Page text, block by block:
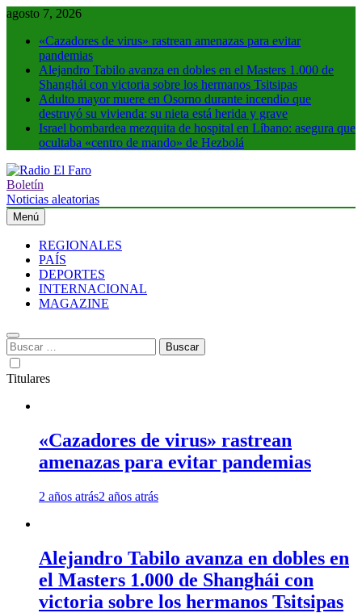
Saltar
contenido
agosto 7, 2026
«Cazadores de virus» rastrean amenazas para evitar
pandemias
Alejandro Tabilo avanza en dobles en el Masters 1.000 de
Shanghái con victoria sobre los hermanos Tsitsipas
Adulto mayor muere en Osorno durante incendio que
destruyó su vivienda: su nieta está herida y grave
Israel bombardea mezquita de hospital en Líbano: asegura que
ocultaba «centro de mando» de Hezbolá
Radio El Faro
Noticias y más
Boletín
Noticias aleatorias
Menú
REGIONALES
PAÍS
DEPORTES
INTERNACIONAL
MAGAZINE
Buscar:
Titulares
«Cazadores de virus» rastrean
amenazas para evitar pandemias
2 años atrás2 años atrás
Alejandro Tabilo avanza en dobles en
el Masters 1.000 de Shanghái con
victoria sobre los hermanos Tsitsipas